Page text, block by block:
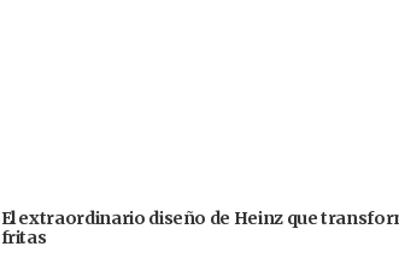
El extraordinario diseño de Heinz que
fritas